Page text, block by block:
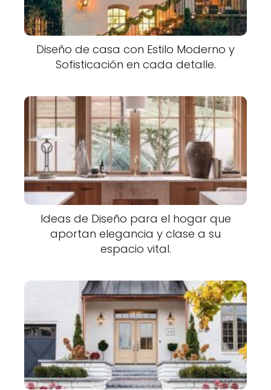
Diseño de casa con Estilo Moderno y
Sofisticación en cada detalle.
Ideas de Diseño para el hogar que
aportan elegancia y clase a su
espacio vital.